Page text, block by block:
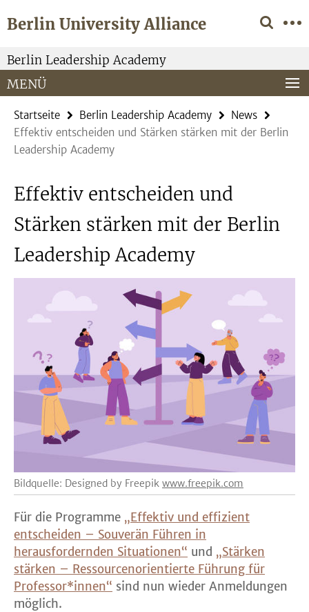
direkt
Inhalt
Berlin University Alliance
Service-
Navigation
Berlin Leadership Academy
MENÜ
Startseite Berlin Leadership Academy
News
Effektiv entscheiden und Stärken stärken mit der Berlin
Leadership Academy
Effektiv entscheiden und
Stärken stärken mit der Berlin
Leadership Academy
Bildquelle: Designed by Freepik www.freepik.com
Für die Programme „Effektiv und effizient
entscheiden – Souverän Führen in
herausfordernden Situationen“ und „Stärken
stärken – Ressourcenorientierte Führung für
Professor*innen“ sind nun wieder Anmeldungen
möglich.